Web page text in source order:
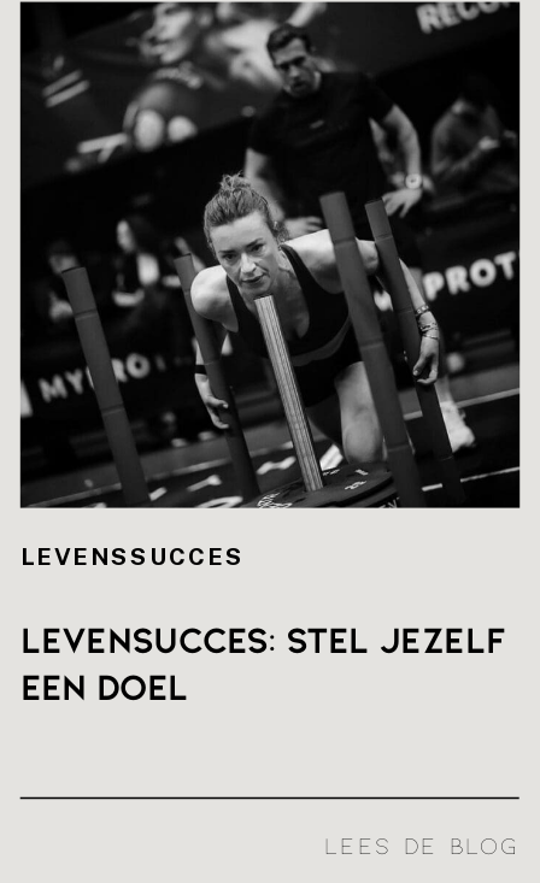
LEES DE BLOG
Levensucces: stel jezelf
een doel
LEVENSSUCCES